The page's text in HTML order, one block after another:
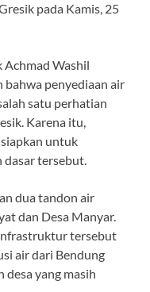
pada Kamis, 25
Achmad Washil
penyediaan air
satu perhatian
Karena itu,
untuk
dasar tersebut.
dua tandon air
dan Desa Manyar.
tersebut
air dari Bendung
desa yang masih